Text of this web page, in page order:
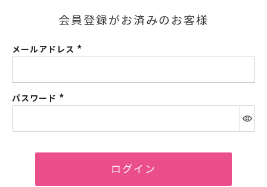
会員登録がお済みのお客様
メールアドレス
パスワード
ログイン